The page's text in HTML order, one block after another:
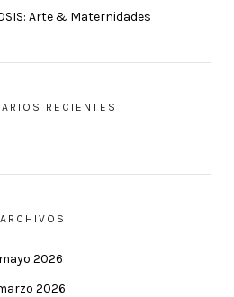
Arte & Maternidades
RECIENTES
ARCHIVOS
mayo 2026
2026